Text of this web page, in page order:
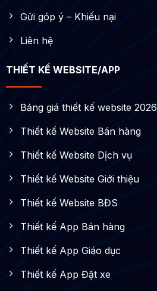
Gửi góp ý – Khiếu nại
Liên hệ
THIẾT KẾ WEBSITE/APP
Bảng giá thiết kế website 2026
Thiết kế Website Bán hàng
Thiết kế Website Dịch vụ
Thiết kế Website Giới thiệu
Thiết kế Website BĐS
Thiết kế App Bán hàng
Thiết kế App Giáo dục
Thiết kế App Đặt xe